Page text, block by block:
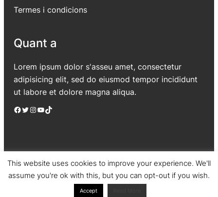
Termes i condicions
Quant a
Lorem ipsum dolor s'asseu amet, consectetur
adipisicing elit, sed do eiusmod tempor incididunt
ut labore et dolore magna aliqua.
Facebook Twitter Instagram YouTube TikTok
Jadro |Powered by WordPress
This website uses cookies to improve your experience. We'll
assume you're ok with this, but you can opt-out if you wish.
Accept